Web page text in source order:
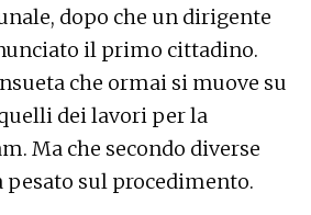
dopo che un dirigente
il primo cittadino.
che ormai si muove su
dei lavori per la
Ma che secondo diverse
sul procedimento.